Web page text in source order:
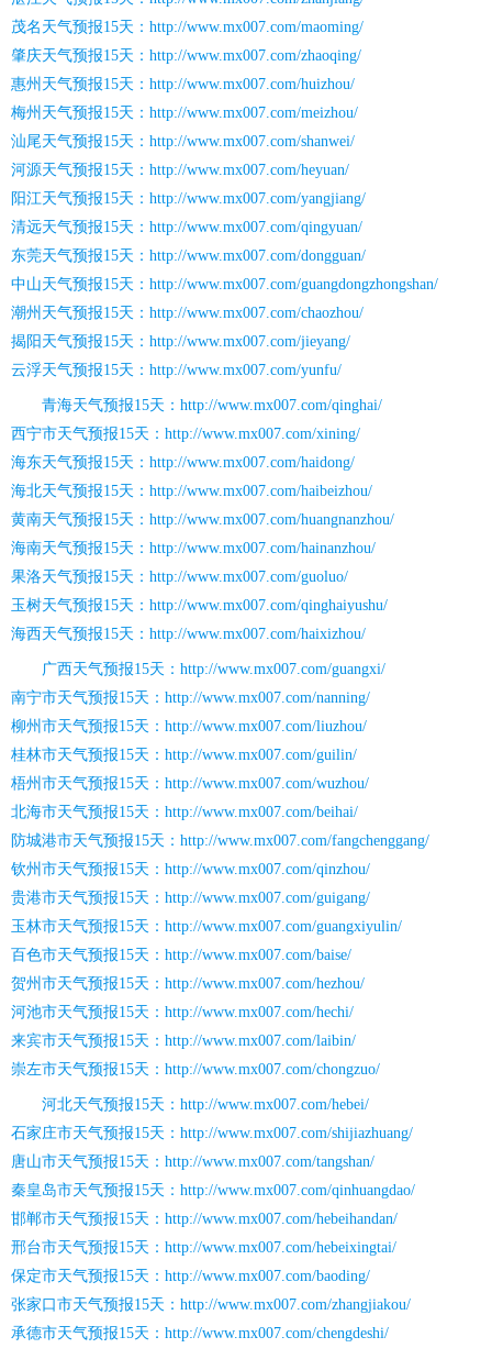
茂名天气预报15天：http://www.mx007.com/maoming/
肇庆天气预报15天：http://www.mx007.com/zhaoqing/
惠州天气预报15天：http://www.mx007.com/huizhou/
梅州天气预报15天：http://www.mx007.com/meizhou/
汕尾天气预报15天：http://www.mx007.com/shanwei/
河源天气预报15天：http://www.mx007.com/heyuan/
阳江天气预报15天：http://www.mx007.com/yangjiang/
清远天气预报15天：http://www.mx007.com/qingyuan/
东莞天气预报15天：http://www.mx007.com/dongguan/
中山天气预报15天：http://www.mx007.com/guangdongzhongshan/
潮州天气预报15天：http://www.mx007.com/chaozhou/
揭阳天气预报15天：http://www.mx007.com/jieyang/
云浮天气预报15天：http://www.mx007.com/yunfu/
青海天气预报15天：http://www.mx007.com/qinghai/
西宁市天气预报15天：http://www.mx007.com/xining/
海东天气预报15天：http://www.mx007.com/haidong/
海北天气预报15天：http://www.mx007.com/haibeizhou/
黄南天气预报15天：http://www.mx007.com/huangnanzhou/
海南天气预报15天：http://www.mx007.com/hainanzhou/
果洛天气预报15天：http://www.mx007.com/guoluo/
玉树天气预报15天：http://www.mx007.com/qinghaiyushu/
海西天气预报15天：http://www.mx007.com/haixizhou/
广西天气预报15天：http://www.mx007.com/guangxi/
南宁市天气预报15天：http://www.mx007.com/nanning/
柳州市天气预报15天：http://www.mx007.com/liuzhou/
桂林市天气预报15天：http://www.mx007.com/guilin/
梧州市天气预报15天：http://www.mx007.com/wuzhou/
北海市天气预报15天：http://www.mx007.com/beihai/
防城港市天气预报15天：http://www.mx007.com/fangchenggang/
钦州市天气预报15天：http://www.mx007.com/qinzhou/
贵港市天气预报15天：http://www.mx007.com/guigang/
玉林市天气预报15天：http://www.mx007.com/guangxiyulin/
百色市天气预报15天：http://www.mx007.com/baise/
贺州市天气预报15天：http://www.mx007.com/hezhou/
河池市天气预报15天：http://www.mx007.com/hechi/
来宾市天气预报15天：http://www.mx007.com/laibin/
崇左市天气预报15天：http://www.mx007.com/chongzuo/
河北天气预报15天：http://www.mx007.com/hebei/
石家庄市天气预报15天：http://www.mx007.com/shijiazhuang/
唐山市天气预报15天：http://www.mx007.com/tangshan/
秦皇岛市天气预报15天：http://www.mx007.com/qinhuangdao/
邯郸市天气预报15天：http://www.mx007.com/hebeihandan/
邢台市天气预报15天：http://www.mx007.com/hebeixingtai/
保定市天气预报15天：http://www.mx007.com/baoding/
张家口市天气预报15天：http://www.mx007.com/zhangjiakou/
承德市天气预报15天：http://www.mx007.com/chengdeshi/